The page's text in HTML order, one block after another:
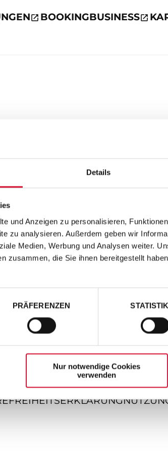
Details
und Anzeigen zu personalisieren,
zu analysieren. Außerdem geben wir
Medien, Werbung und Analysen weiter.
zusammen, die Sie ihnen bereitgestellt
PRÄFERENZEN
Nur notwendige Cookies
verwenden
BOOKINGBUSINESS